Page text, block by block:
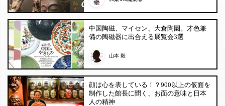
中国陶磁、マイセン、大倉陶園。才色兼
備の陶磁器に出合える展覧会3選
山本 毅
顔は心を表している！？900以上の仮面を
制作した館長に聞く、お面の意味と日本
人の精神